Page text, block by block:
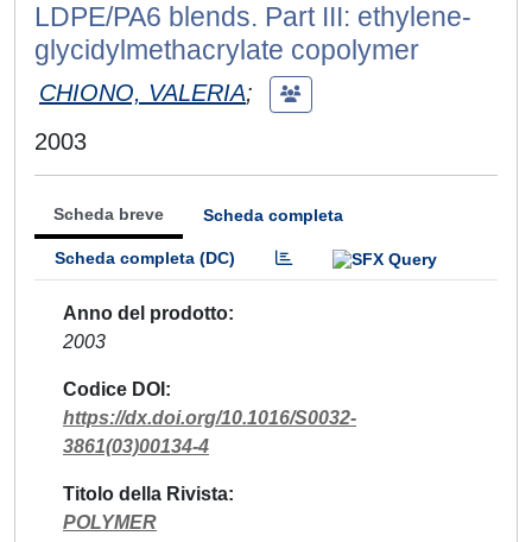
LDPE/PA6 blends. Part III: ethylene-
glycidylmethacrylate copolymer
CHIONO, VALERIA;
2003
Scheda breve Scheda completa
Scheda completa (DC)
Anno del prodotto
2003
Codice DOI
https://dx.doi.org/10.1016/S0032-
3861(03)00134-4
Titolo della Rivista
POLYMER